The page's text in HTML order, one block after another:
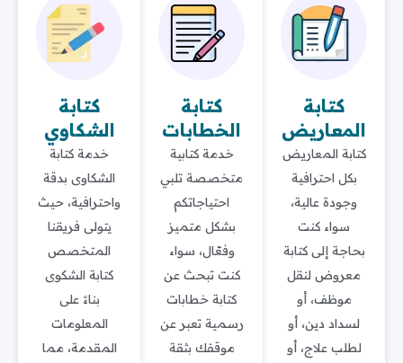
كتابة
المعاريض
كتابة المعاريض
بكل احترافية
وجودة عالية،
سواء كنت
بحاجة إلى كتابة
معروض لنقل
موظف، أو
لسداد دين، أو
لطلب علاج، أو
كتابة
الخطابات
خدمة كتابية
متخصصة تلبي
احتياجاتكم
بشكل متميز
وفعّال، سواء
كنت تبحث عن
كتابة خطابات
رسمية تعبر عن
موقفك بثقة
كتابة
الشكاوي
خدمة كتابة
الشكاوى بدقة
واحترافية، حيث
يتولى فريقنا
المتخصص
كتابة الشكوى
بناءً على
المعلومات
المقدمة، مما